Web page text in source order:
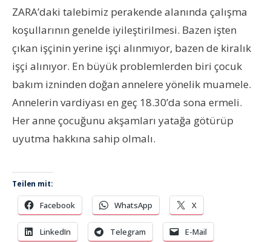
ZARA’daki talebimiz perakende alanında çalışma
koşullarının genelde iyileştirilmesi. Bazen işten
çıkan işçinin yerine işçi alınmıyor, bazen de kiralık
işçi alınıyor. En büyük problemlerden biri çocuk
bakım izninden doğan annelere yönelik muamele.
Annelerin vardiyası en geç 18.30’da sona ermeli.
Her anne çocuğunu akşamları yatağa götürüp
uyutma hakkına sahip olmalı.
Teilen mit:
Facebook WhatsApp X
LinkedIn Telegram E-Mail